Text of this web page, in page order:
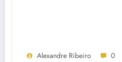
Alexandre Ribeiro 0